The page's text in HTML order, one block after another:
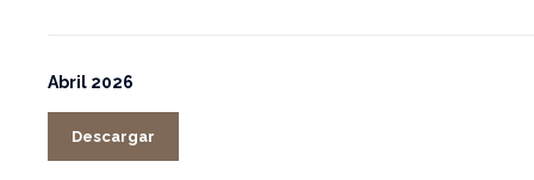
Abril 2026
Descargar